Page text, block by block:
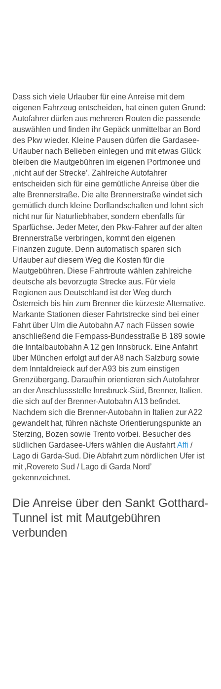
Dass sich viele Urlauber für eine Anreise mit dem
eigenen Fahrzeug entscheiden, hat einen guten Grund:
Autofahrer dürfen aus mehreren Routen die passende
auswählen und finden ihr Gepäck unmittelbar an Bord
des Pkw wieder. Kleine Pausen dürfen die Gardasee-
Urlauber nach Belieben einlegen und mit etwas Glück
bleiben die Mautgebühren im eigenen Portmonee und
‚nicht auf der Strecke’. Zahlreiche Autofahrer
entscheiden sich für eine gemütliche Anreise über die
alte Brennerstraße. Die alte Brennerstraße windet sich
gemütlich durch kleine Dorflandschaften und lohnt sich
nicht nur für Naturliebhaber, sondern ebenfalls für
Sparfüchse. Jeder Meter, den Pkw-Fahrer auf der alten
Brennerstraße verbringen, kommt den eigenen
Finanzen zugute. Denn automatisch sparen sich
Urlauber auf diesem Weg die Kosten für die
Mautgebühren. Diese Fahrtroute wählen zahlreiche
deutsche als bevorzugte Strecke aus. Für viele
Regionen aus Deutschland ist der Weg durch
Österreich bis hin zum Brenner die kürzeste Alternative.
Markante Stationen dieser Fahrtstrecke sind bei einer
Fahrt über Ulm die Autobahn A7 nach Füssen sowie
anschließend die Fernpass-Bundesstraße B 189 sowie
die Inntalbautobahn A 12 gen Innsbruck. Eine Anfahrt
über München erfolgt auf der A8 nach Salzburg sowie
dem Inntaldreieck auf der A93 bis zum einstigen
Grenzübergang. Daraufhin orientieren sich Autofahrer
an der Anschlussstelle Innsbruck-Süd, Brenner, Italien,
die sich auf der Brenner-Autobahn A13 befindet.
Nachdem sich die Brenner-Autobahn in Italien zur A22
gewandelt hat, führen nächste Orientierungspunkte an
Sterzing, Bozen sowie Trento vorbei. Besucher des
südlichen Gardasee-Ufers wählen die AusfahrtAffi /
Lago di Garda-Sud. Die Abfahrt zum nördlichen Ufer ist
mit ‚Rovereto Sud / Lago di Garda Nord’
gekennzeichnet.
Die Anreise über den Sankt Gotthard-
Tunnel ist mit Mautgebühren
verbunden